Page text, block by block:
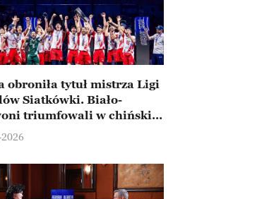
obroniła tytuł mistrza Ligi
Siatkówki. Biało-
triumfowali w chińskim